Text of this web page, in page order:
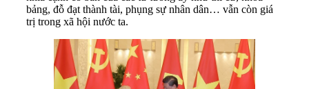
bảng, đỗ đạt thành tài, phụng sự nhân dân… vẫn còn giá
trị trong xã hội nước ta.